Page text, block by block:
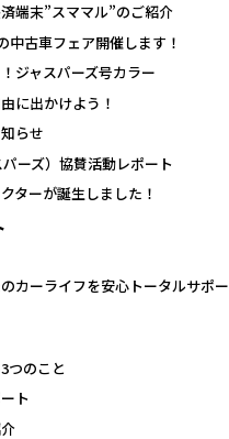
端末”スママル”のご紹介
中古車フェア開催します！
ジャスパーズ号カラー
に出かけよう！
らせ
ーズ）協賛活動レポート
ターが誕生しました！
カーライフを安心トータルサポー
つのこと
ト